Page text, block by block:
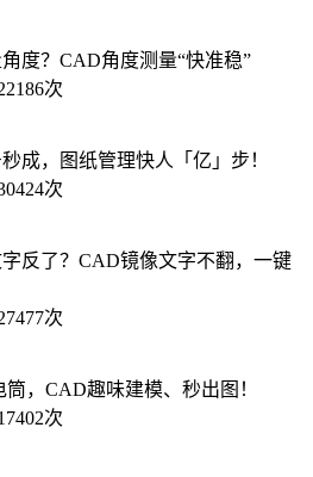
度？CAD角度测量“快准稳”
次
成，图纸管理快人「亿」步！
次
反了？CAD镜像文字不翻，一键
次
，CAD趣味建模、秒出图！
次